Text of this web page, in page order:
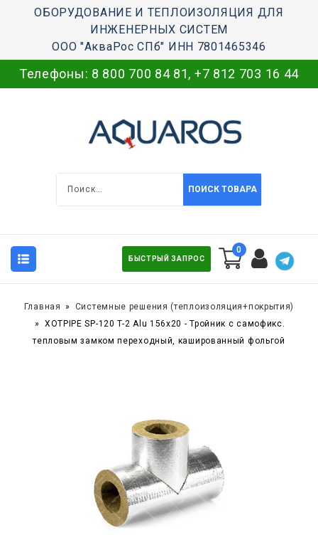
ОБОРУДОВАНИЕ И ТЕПЛОИЗОЛЯЦИЯ ДЛЯ
ИНЖЕНЕРНЫХ СИСТЕМ
ООО "АкваРос СПб" ИНН 7801465346
Телефоны: 8 800 700 84 81, +7 812 703 16 44
ПОИСК ТОВАРА
БЫСТРЫЙ ЗАПРОС
0
Главная
Системные решения (теплоизоляция+покрытия)
XOTPIPE SP-120 T-2 Alu 156x20 - Тройник c самофикс.
тепловым замком переходный, кашированный фольгой